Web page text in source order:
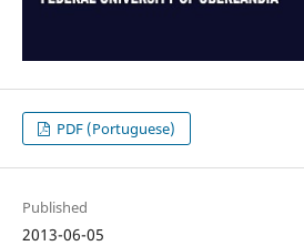
PDF (Portuguese)
Published
2013-06-05